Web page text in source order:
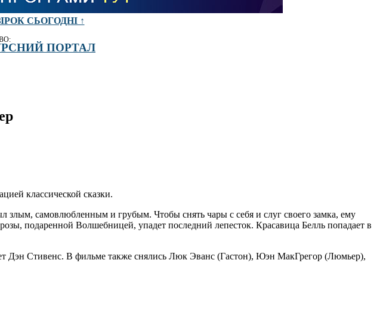
СЬОГОДНІ ↑
ПОРТАЛ
классической сказки.
злым, самовлюбленным и грубым. Чтобы снять чары с себя и слуг своего замка, ему
подаренной Волшебницей, упадет последний лепесток. Красавица Белль попадает в
Дэн Стивенс. В фильме также снялись Люк Эванс (Гастон), Юэн МакГрегор (Люмьер),